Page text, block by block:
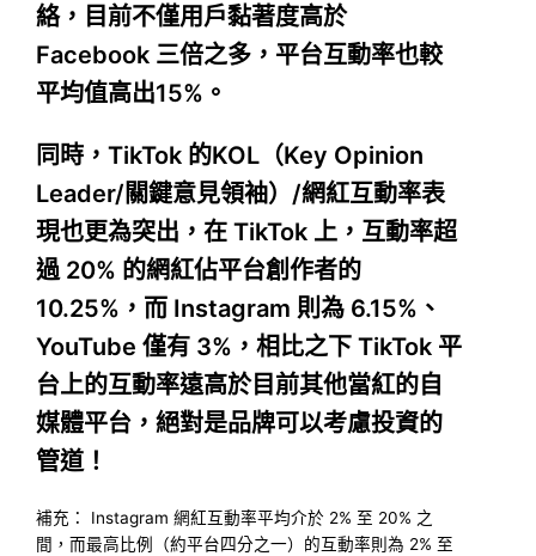
絡，目前不僅用戶黏著度高於
Facebook 三倍之多，平台互動率也較
平均值高出15%。
同時，TikTok 的KOL（Key Opinion
Leader/關鍵意見領袖）/網紅互動率表
現也更為突出，在 TikTok 上，互動率超
過 20% 的網紅佔平台創作者的
10.25%，而 Instagram 則為 6.15%、
YouTube 僅有 3%，相比之下 TikTok 平
台上的互動率遠高於目前其他當紅的自
媒體平台，絕對是品牌可以考慮投資的
管道！
補充： Instagram 網紅互動率平均介於 2% 至 20% 之
間，而最高比例（約平台四分之一）的互動率則為 2% 至